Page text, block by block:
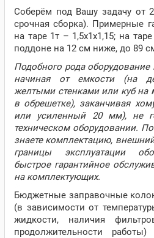
Соберём под Вашу задачу от
срочная сборка). Примерные
на таре 1т – 1,5х1х1,15; на
поддоне на 12 см ниже, до 89
Подобного рода
начиная от емкости (на
желтыми стенками или куб на
в обрешетке), заканчивая
или усиленный 20 мм), не
техническом оборудовании.
знаете комплектацию,
границы эксплуатации
быстрое гарантийное
на комплектующих.
Бюджетные заправочные
(в зависимости от
жидкости, наличия
продолжительности